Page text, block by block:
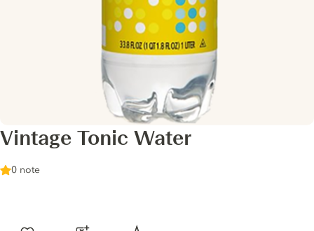
Vintage Tonic Water
0 note